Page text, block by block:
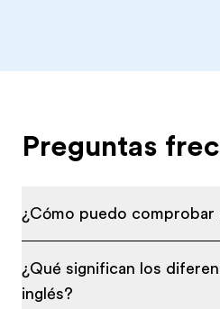
Preguntas
¿Cómo puedo comprobar
¿Qué significan los
inglés?